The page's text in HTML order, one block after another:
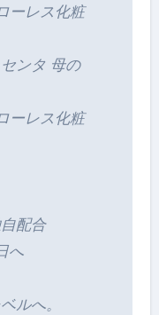
ーレス化粧
ンタ 母の
ーレス化粧
配合
へ
ルへ。